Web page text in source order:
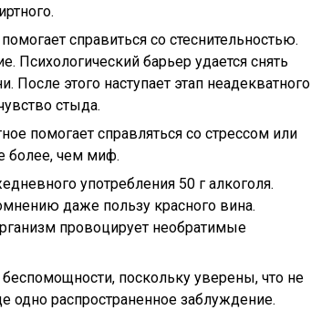
справиться со стеснительностью.
Психологический барьер удается снять
этого наступает этап неадекватного
стыда.
помогает справляться со стрессом или
более, чем миф.
употребления 50 г алкоголя.
даже пользу красного вина.
провоцирует необратимые
поскольку уверены, что не
одно распространенное заблуждение.